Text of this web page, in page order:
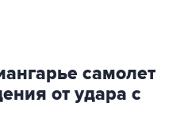
самолет
от удара с